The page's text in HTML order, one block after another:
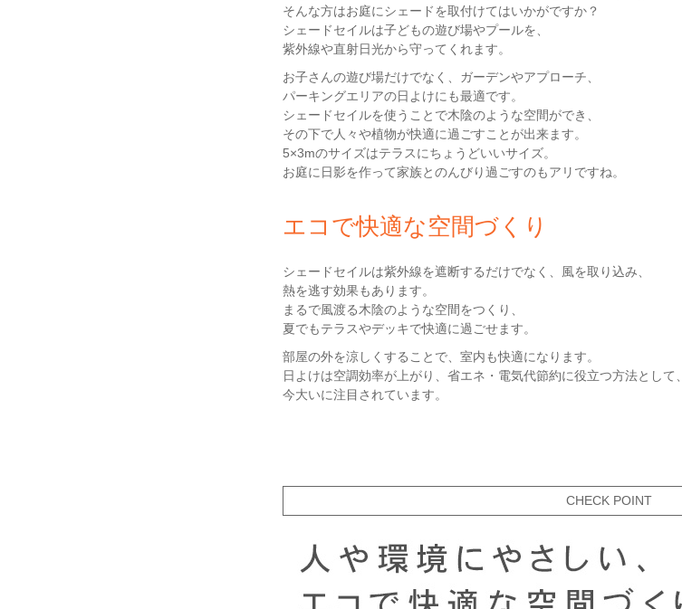
そんな方はお庭にシェードを取付けてはいかがですか？
シェードセイルは子どもの遊び場やプールを、
紫外線や直射日光から守ってくれます。
お子さんの遊び場だけでなく、ガーデンやアプローチ、
パーキングエリアの日よけにも最適です。
シェードセイルを使うことで木陰のような空間ができ、
その下で人々や植物が快適に過ごすことが出来ます。
5×3mのサイズはテラスにちょうどいいサイズ。
お庭に日影を作って家族とのんびり過ごすのもアリですね。
エコで快適な空間づくり
シェードセイルは紫外線を遮断するだけでなく、風を取り込み、
熱を逃す効果もあります。
まるで風渡る木陰のような空間をつくり、
夏でもテラスやデッキで快適に過ごせます。
部屋の外を涼しくすることで、室内も快適になります。
日よけは空調効率が上がり、省エネ・電気代節約に役立つ方法として、
今大いに注目されています。
CHECK POINT